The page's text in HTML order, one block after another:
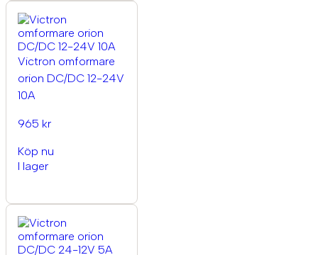
Victron omformare
orion DC/DC 12-24V
10A
965 kr
Köp nu
I lager